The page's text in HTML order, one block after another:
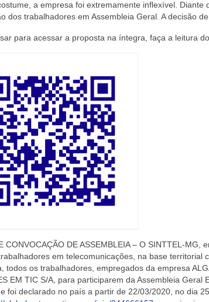
a empresa foi extremamente inflexível.
dos trabalhadores em Assembleia Geral. A decisão
para acessar a proposta na íntegra, faça a leitura
CONVOCAÇÃO DE ASSEMBLEIA – O SINTTEL-MG,
em telecomunicações, na base
todos os trabalhadores, empregados da empresa
EM TIC S/A , para participarem da Assembleia
foi declarado no país a partir de 22/03/2020, no dia